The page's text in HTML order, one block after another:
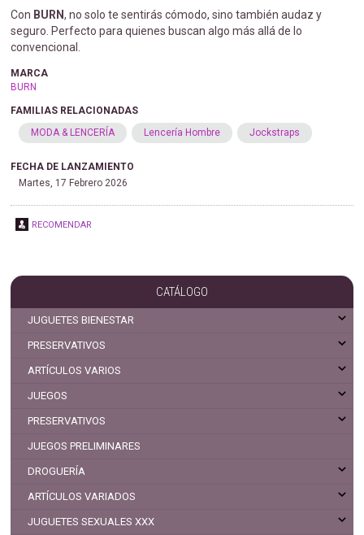
Con BURN, no solo te sentirás cómodo, sino también audaz y
seguro. Perfecto para quienes buscan algo más allá de lo
convencional.
MARCA
BURN
FAMILIAS RELACIONADAS
MODA & LENCERÍA
Lencería Hombre Jockstraps
FECHA DE LANZAMIENTO
Martes, 17 Febrero 2026
RECOMENDAR
CATÁLOGO
JUGUETES BIENESTAR
PRESERVATIVOS
ARTÍCULOS VARIOS
JUEGOS
PRESERVATIVOS
JUEGOS PRELIMINARES
DROGUERÍA
ARTÍCULOS VARIADOS
JUGUETES SEXUALES XXX